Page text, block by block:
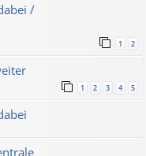
/
1 2
1 2 3 4 5